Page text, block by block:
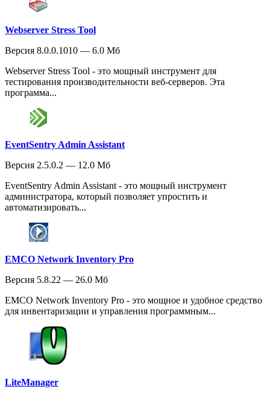
Webserver Stress Tool
Версия 8.0.0.1010 — 6.0 Мб
Webserver Stress Tool - это мощный инструмент для
тестирования производительности веб-серверов. Эта
программа...
EventSentry Admin Assistant
Версия 2.5.0.2 — 12.0 Мб
EventSentry Admin Assistant - это мощный инструмент
администратора, который позволяет упростить и
автоматизировать...
EMCO Network Inventory Pro
Версия 5.8.22 — 26.0 Мб
EMCO Network Inventory Pro - это мощное и удобное средство
для инвентаризации и управления программным...
LiteManager